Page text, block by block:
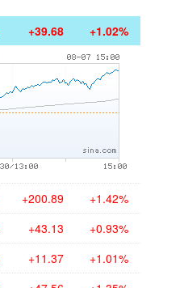
+39.68 +1.02%
+200.89 +1.42%
+43.13 +0.93%
+11.37 +1.01%